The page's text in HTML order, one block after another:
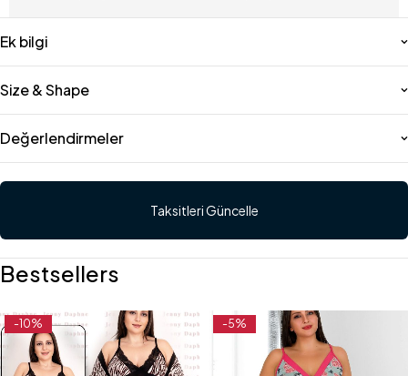
Ek bilgi
Size & Shape
Değerlendirmeler
Taksitleri Güncelle
Bestsellers
-10% -5%